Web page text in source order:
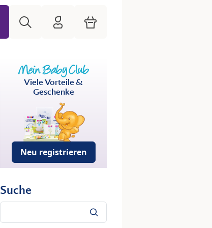
HiPP Mein Babyclub
Warenkorb
Viele Vorteile &
Geschenke
Neu registrieren
Suche